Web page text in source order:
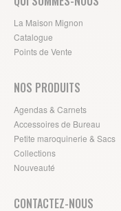
La Maison Mignon
Catalogue
Points de Vente
NOS PRODUITS
Agendas & Carnets
Accessoires de Bureau
Petite maroquinerie & Sacs
Collections
Nouveauté
CONTACTEZ-NOUS